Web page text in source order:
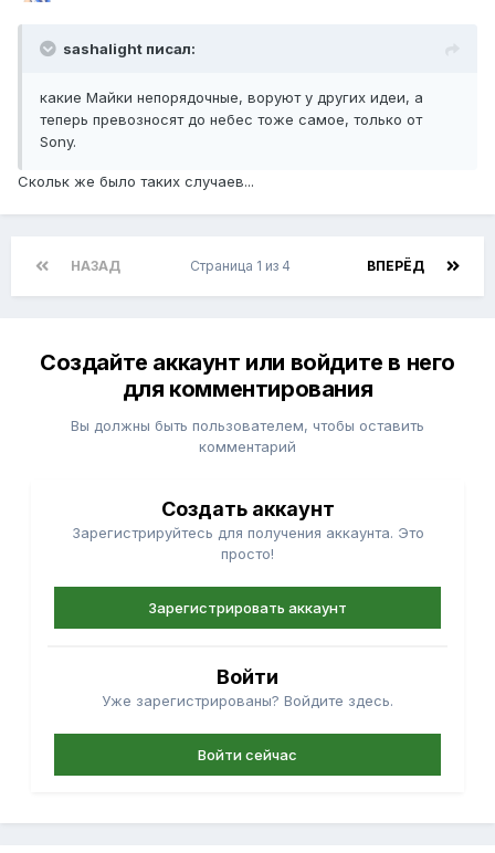
sashalight писал:
какие Майки непорядочные, воруют у других идеи, а
теперь превозносят до небес тоже самое, только от
Sony.
Скольк же было таких случаев...
НАЗАД ВПЕРЁД
Страница 1 из 4
Создайте аккаунт или войдите в него
для комментирования
Вы должны быть пользователем, чтобы оставить
комментарий
Создать аккаунт
Зарегистрируйтесь для получения аккаунта. Это
просто!
Зарегистрировать аккаунт
Войти
Уже зарегистрированы? Войдите здесь.
Войти сейчас